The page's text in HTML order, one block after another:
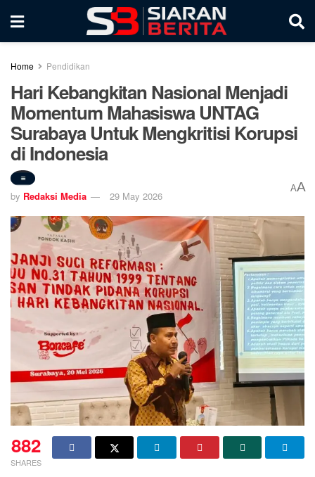
Home Pendidikan
Hari Kebangkitan Nasional Menjadi
Momentum Mahasiswa UNTAG
Surabaya Untuk Mengkritisi Korupsi
di Indonesia
by Redaksi Media 29 May 2026
AA
882
SHARES